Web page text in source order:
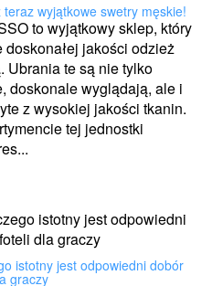
teraz wyjątkowe swetry męskie!
to wyjątkowy sklep, który
doskonałej jakości odzież
Ubrania te są nie tylko
doskonale wyglądają, ale i
z wysokiej jakości tkanin.
tej jednostki
istotny jest odpowiedni dobór
graczy